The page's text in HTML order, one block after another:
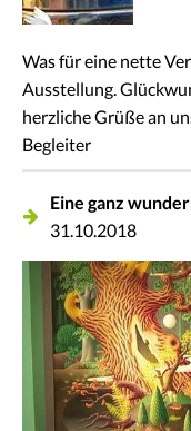
Was für eine nette
Ausstellung.
herzliche Grüße an
Begleiter
Eine ganz
31.10.2018